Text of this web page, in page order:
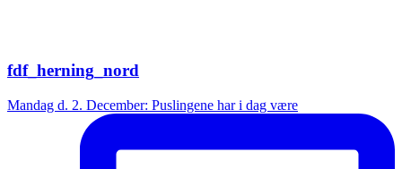
fdf_herning_nord
Mandag d. 2. December: Puslingene har i dag være